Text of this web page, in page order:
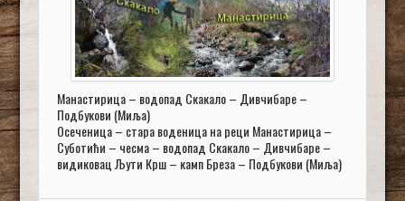
Манастирица – водопад Скакало – Дивчибаре –
Подбукови (Миља)
Осеченица – стара воденица на реци Манастирица –
Суботићи – чесма – водопад Скакало – Дивчибаре –
видиковац Љути Крш – камп Бреза – Подбукови (Миља)